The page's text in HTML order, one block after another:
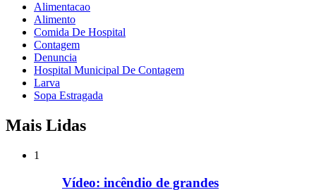
Alimentacao
Alimento
Comida De Hospital
Contagem
Denuncia
Hospital Municipal De Contagem
Larva
Sopa Estragada
Mais Lidas
1
Vídeo: incêndio de grandes